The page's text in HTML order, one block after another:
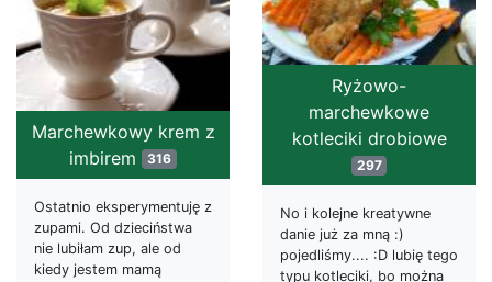
Ryżowo-
marchewkowe
kotleciki drobiowe
297
No i kolejne kreatywne
danie już za mną :)
pojedliśmy.... :D lubię tego
typu kotleciki, bo można
Marchewkowy krem z
imbirem 316
Ostatnio eksperymentuję z
zupami. Od dzieciństwa
nie lubiłam zup, ale od
kiedy jestem mamą